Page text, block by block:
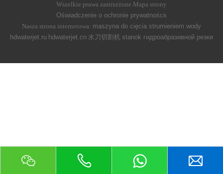
Wszelkie prawa zastrzeżone.Mapa strony
Oświadczenie o ochronie prywatnościt
Nasza strona internetowa: maszyna do cięcia strumieniem wody
hdwaterjet.ru hdwaterjet.cn 水刀切割机 stanok гидроабразивной резки